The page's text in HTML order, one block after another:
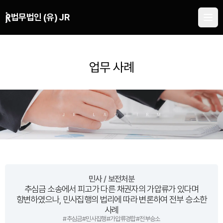
법무법인 (유) JR
업무 사례
민사 / 보전처분
추심금 소송에서 피고가 다른 채권자의 가압류가 있다며
항변하였으나, 민사집행의 법리에 따라 변론하여 전부 승소한
사례
#추심금#민사집행#가압류경합#전부승소